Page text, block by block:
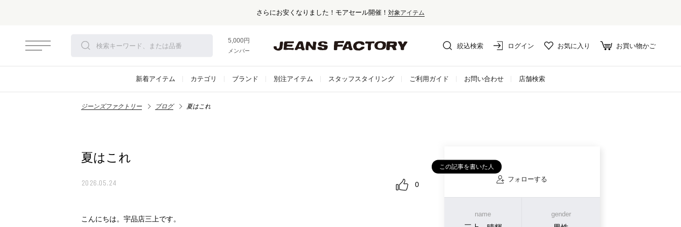
セール対象外アイテムは10%ポイント還元！
5,000円以上お買い上げで送料無料！
メンバー登録でお得な情報をゲット。さらに詳しく
絞込検索 ログイン お気に入り お買い物かご
新着アイテム カテゴリ ブランド 別注アイテム スタッフスタイリング ご利用ガイド お問い合わせ 店舗検索
ジーンズファクトリー ブログ 夏はこれ
夏はこれ
2026.05.24 0
こんにちは。宇品店三上です。
この記事を書いた人
フォローする
name gender